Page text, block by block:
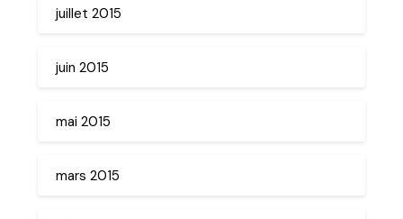
juillet 2015
juin 2015
mai 2015
mars 2015